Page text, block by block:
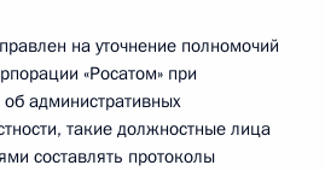
на уточнение полномочий
«Росатом» при
административных
такие должностные лица
составлять протоколы